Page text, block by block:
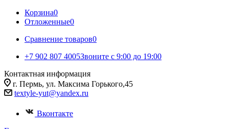
Корзина0
Отложенные0
Сравнение товаров0
+7 902 807 4005Звоните с 9:00 до 19:00
Контактная информация
г. Пермь, ул. Максима Горького,45
textyle-yut@yandex.ru
Вконтакте